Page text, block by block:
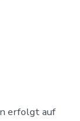
erfolgt auf